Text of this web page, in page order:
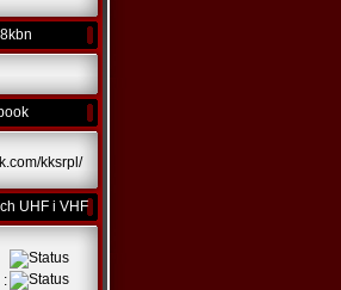
kksrpl/
UHF i VHF
: